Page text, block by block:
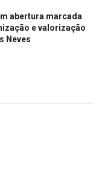
abertura marcada
e valorização
Neves